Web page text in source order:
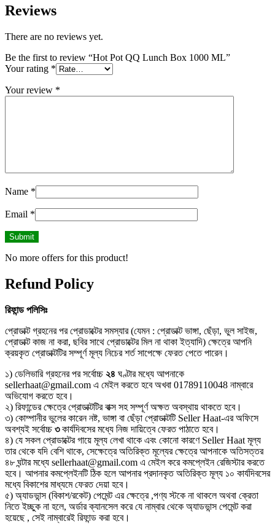
Reviews
There are no reviews yet.
Be the first to review “Hot Pot QQ Lunch Box 1000 ML”
Your rating *
Your review *
Name *
Email *
No more offers for this product!
Refund Policy
রিফান্ড পলিসিঃ
প্রোডাক্ট গ্রহনের পর প্রোডাক্টের সমস্যার (যেমন : প্রোডাক্ট ভাঙ্গা, ছেঁড়া, ভুল সাইজ,
প্রোডাক্ট কাজ না করা, ছবির সাথে প্রোডাক্টের মিল না থাকা ইত্যাদি) ক্ষেত্রে আপনি
ক্রয়কৃত প্রোডাক্টটির সম্পূর্ণ মূল্য নিচের শর্ত সাপেক্ষে ফেরত পেতে পারেন।
১) ডেলিভারি গ্রহনের পর সর্বোচ্চ ২৪ ঘণ্টার মধ্যে আপনাকে
sellerhaat@gmail.com এ মেইল করতে হবে অখবা 01789110048 নাম্বারে
অভিযোগ করতে হবে।
২) রিফান্ডের ক্ষেত্রে প্রোডাক্টটির বাক্স সহ সম্পূর্ণ অক্ষত অবস্থায় থাকতে হবে।
৩) কোম্পানীর ভুলের কারেন নষ্ট, ভাঙ্গা বা ছেঁড়া প্রোডাক্টটি Seller Haat-এর অফিসে
অবশ্যই সর্বোচ্চ ৩কার্যদিবসের মধ্যে নিজ দায়িত্বে ফেরত পাঠাতে হবে।
৪) যে সকল প্রোডাক্টের গায়ে মূল্য লেখা থাকে এবং কোনো কারণে Seller Haat মূল্য
তার থেকে যদি বেশি থাকে, সেক্ষেত্রে অতিরিক্ত মূল্যের ক্ষেত্রে আপনাকে অতিসত্তর
৪৮ ঘন্টার মধ্যে sellerhaat@gmail.com এ মেইল করে কমপ্লেইন রেজিস্টার করতে
হবে। আপনার কমপ্লেইনটি ঠিক হলে আপনার প্রদানকৃত অতিরিক্ত মূল্য ১০ কার্যদিবসের
মধ্যে বিকাশের মাধ্যমে ফেরত দেয়া হবে।
৫) অ্যাডভান্স (বিকাশ/রকেট) পেমেন্ট এর ক্ষেত্রে ,পণ্য স্টকে না থাকলে অথবা ক্রেতা
নিতে ইচ্ছুক না হলে, অর্ডার ক্যানসেল করে যে নাম্বার থেকে অ্যাডভান্স পেমেন্ট করা
হয়েছে , সেই নাম্বারেই রিফান্ড করা হবে।